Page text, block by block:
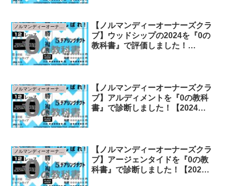
ノルマンディーオーナーズクラブ
【ノルマンディーオーナーズクラ
ブ】ウッドシップの2024を『0の
教科書』で評価しました！
【ノルマンディーオーナーズクラ
ブ】アルディメントを『0の教科
書』で診断しました！【2024年
【ノルマンディーオーナーズクラ
ブ】アージェンタイドを『0の教
科書』で診断しました！【2024